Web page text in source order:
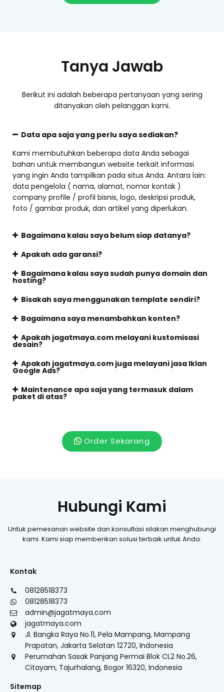
Tanya Jawab
Berikut ini adalah beberapa pertanyaan yang sering
ditanyakan oleh pelanggan kami.
Data apa saja yang perlu saya sediakan?
Kami membutuhkan beberapa data Anda sebagai
bahan untuk membangun website terkait informasi
yang ingin Anda tampilkan pada situs Anda. Antara lain:
data pengelola ( nama, alamat, nomor kontak )
company profile / profil bisnis, logo, deskripsi produk,
foto / gambar produk, dan artikel yang diperlukan.
Bagaimana kalau saya belum siap datanya?
Apakah ada garansi?
Bagaimana kalau saya sudah punya domain dan
hosting?
Bisakah saya menggunakan template sendiri?
Bagaimana saya menambahkan konten?
Apakah jagatmaya.com melayani kustomisasi
desain?
Apakah jagatmaya.com juga melayani jasa Iklan
Google Ads?
Maintenance apa saja yang termasuk dalam
paket di atas?
Order Sekarang
Hubungi Kami
Untuk pemesanan website dan konsultasi silakan menghubungi
kami. Kami siap memberikan solusi terbaik untuk Anda.
Kontak
08128518373
08128518373
admin@jagatmaya.com
jagatmaya.com
Jl. Bangka Raya No.11, Pela Mampang, Mampang
Prapatan, Jakarta Selatan 12720, Indonesia
Perumahan Sasak Panjang Permai Blok CL2 No.26,
Citayam, Tajurhalang, Bogor 16320, Indonesia
Sitemap